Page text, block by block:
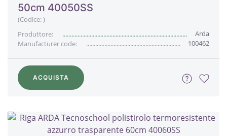
50cm 40050SS
(Codice:)
Produttore:
Arda
Manufacturer code:
100462
ACQUISTA